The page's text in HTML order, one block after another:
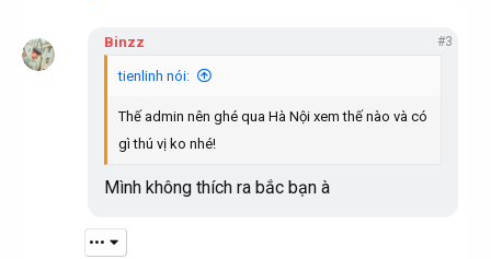
c
t
o
s
Binzz #3
tienlinh nói:
Thế admin nên ghé qua Hà Nội xem thế nào và có
gì thú vị ko nhé!
Mình không thích ra bắc bạn à
•••